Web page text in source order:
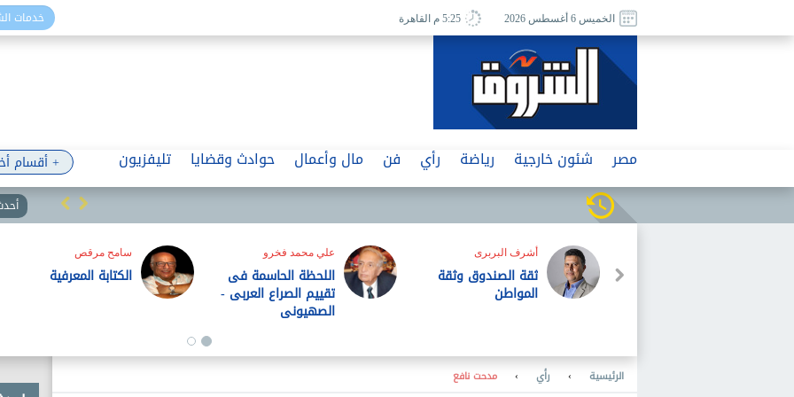
خدمات الخميس 6 أغسطس 2026 5:25 م القاهرة
+ أقسام مصر شئون خارجية رياضة رأي فن مال وأعمال حوادث وقضايا تليفزيون
من الصحافة الإسرائيلية
كاتس يحاول تطبيق
نموذج بن غفير فى
الرئيسية › رأي › مدحت نافع